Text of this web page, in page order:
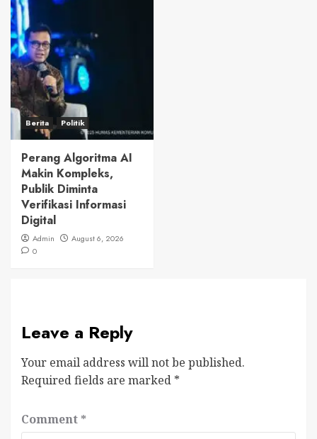
Berita Politik
Perang Algoritma AI
Makin Kompleks,
Publik Diminta
Verifikasi Informasi
Digital
Admin
August 6, 2026
0
Leave a Reply
Your email address will not be published.
Required fields are marked *
Comment *